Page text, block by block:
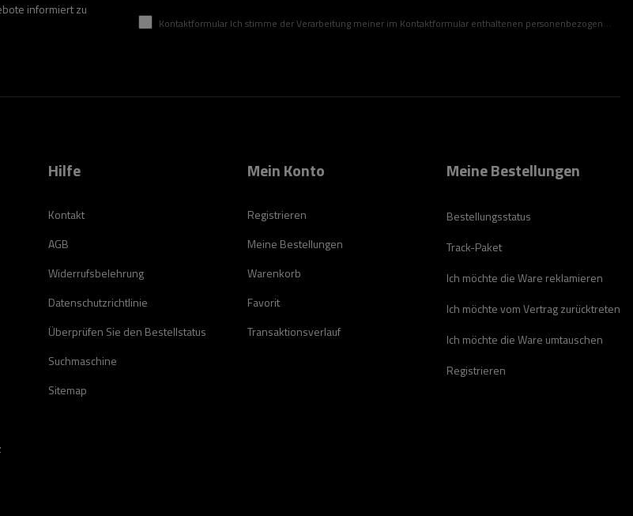
informiert zu
Kontaktformular Ich stimme der Verarbeitung meiner im Kontaktformular enthaltenen personenbezogenen Daten gemäß der Verordnung (EU) des Europäischen Parlaments und des Rates zu.
Hilfe
Kontakt
AGB
Widerrufsbelehrung
Datenschutzrichtlinie
Überprüfen Sie den Bestellstatus
Suchmaschine
Sitemap
Mein Konto
Registrieren
Meine Bestellungen
Warenkorb
Favorit
Transaktionsverlauf
Meine Bestellungen
Bestellungsstatus
Track-Paket
Ich möchte die Ware reklamieren
Ich möchte vom Vertrag zurücktreten
Ich möchte die Ware umtauschen
Registrieren